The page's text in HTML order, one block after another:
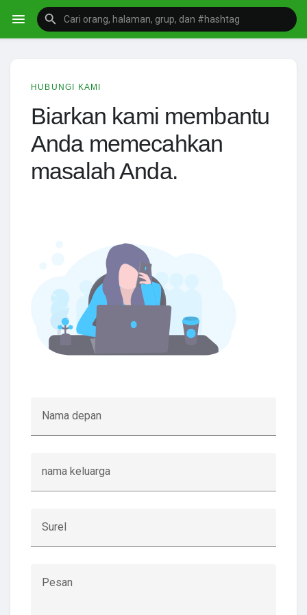
HUBUNGI KAMI
Biarkan kami membantu
Anda memecahkan
masalah Anda.
Nama depan
nama keluarga
Surel
Pesan